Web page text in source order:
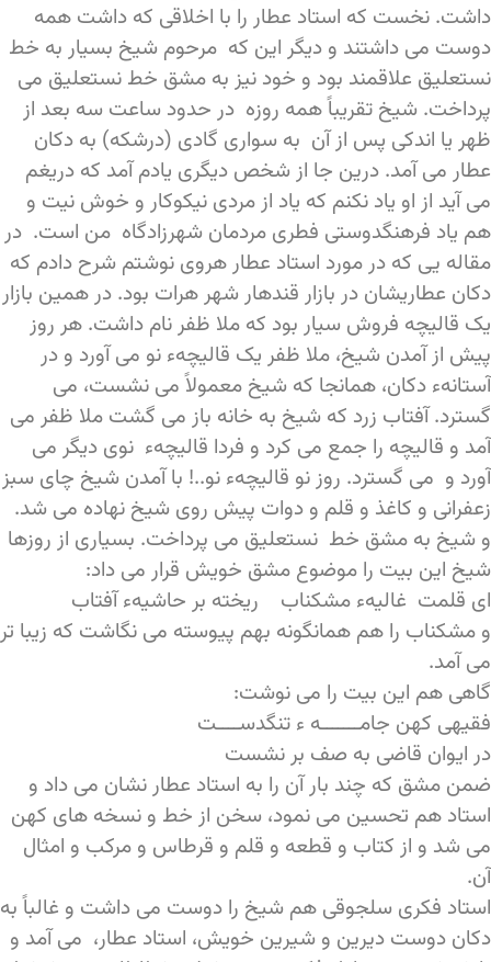
داشت. نخست که استاد عطار را با اخلاقی که داشت همه
دوست می داشتند و دیگر این که مرحوم شیخ بسیار به خط
نستعلیق علاقمند بود و خود نیز به مشق خط نستعلیق می
پرداخت. شیخ تقریباً همه روزه در حدود ساعت سه بعد از
ظهر یا اندکی پس از آن به سواری گادی (درشکه) به دکان
عطار می آمد. درین جا از شخص دیگری یادم آمد که دریغم
می آید از او یاد نکنم که یاد از مردی نیکوکار و خوش نیت و
هم یاد فرهنگدوستی فطری مردمان شهرزادگاه من است. در
مقاله یی که در مورد استاد عطار هروی نوشتم شرح دادم که
دکان عطاریشان در بازار قندهار شهر هرات بود. در همین بازار
یک قالیچه فروش سیار بود که ملا ظفر نام داشت. هر روز
پیش از آمدن شیخ، ملا ظفر یک قالیچهء نو می آورد و در
آستانهء دکان، همانجا که شیخ معمولاً می نشست، می
گسترد. آفتاب زرد که شیخ به خانه باز می گشت ملا ظفر می
آمد و قالیچه را جمع می کرد و فردا قالیچهء نوی دیگر می
آورد و می گسترد. روز نو قالیچهء نو..! با آمدن شیخ چای سبز
زعفرانی و کاغذ و قلم و دوات پیش روی شیخ نهاده می شد.
و شیخ به مشق خط نستعلیق می پرداخت. بسیاری از روزها
شیخ این بیت را موضوع مشق خویش قرار می داد:
ای قلمت غالیهء مشکناب ریخته بر حاشیهء آفتاب
و مشکناب را هم همانگونه بهم پیوسته می نگاشت که زیبا تر
می آمد.
گاهی هم این بیت را می نوشت:
فقیهی کهن جامـــــــه ء تنگدســــت
در ایوان قاضی به صف بر نشست
ضمن مشق که چند بار آن را به استاد عطار نشان می داد و
استاد هم تحسین می نمود، سخن از خط و نسخه های کهن
می شد و از کتاب و قطعه و قلم و قرطاس و مرکب و امثال
آن.
استاد فکری سلجوقی هم شیخ را دوست می داشت و غالباً به
دکان دوست دیرین و شیرین خویش، استاد عطار، می آمد و